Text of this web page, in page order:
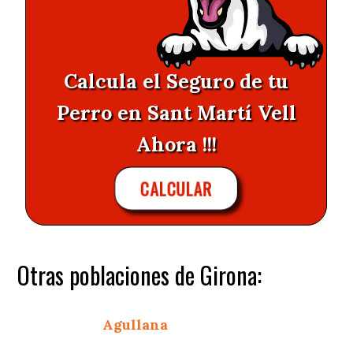
Calcula el Seguro de tu
Perro en Sant Martí Vell
Ahora !!!
CALCULAR
Otras poblaciones de Girona:
Agullana